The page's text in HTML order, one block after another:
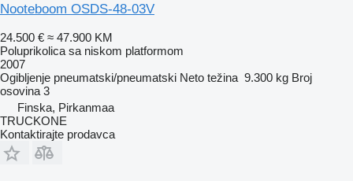
Nooteboom OSDS-48-03V
24.500 € ≈ 47.900 KM
Poluprikolica sa niskom platformom
2007
Ogibljenje pneumatski/pneumatski Neto težina 9.300 kg Broj
osovina 3
Finska, Pirkanmaa
TRUCKONE
Kontaktirajte prodavca